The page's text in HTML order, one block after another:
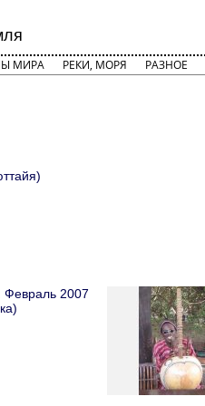
МИРА РЕКИ, МОРЯ РАЗНОЕ
Февраль 2007